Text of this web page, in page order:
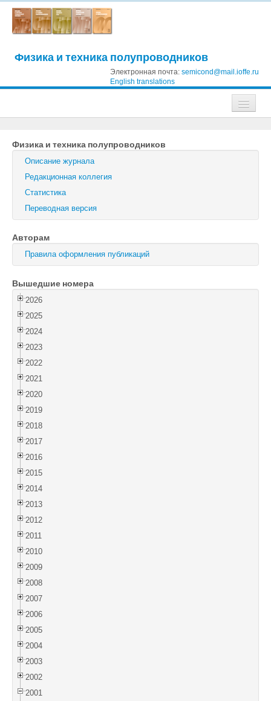
Физика и техника полупроводников
Электронная почта: semicond@mail.ioffe.ru
English translations
Журнал технической физики
Письма в Журнал технической физики
Физика твердого тела
Физика и техника полупроводников
Оптика и спектроскопия
Поиск
Войти
Физика и техника полупроводников
Описание журнала
Редакционная коллегия
Статистика
Переводная версия
Авторам
Правила оформления публикаций
Вышедшие номера
2026
2025
2024
2023
2022
2021
2020
2019
2018
2017
2016
2015
2014
2013
2012
2011
2010
2009
2008
2007
2006
2005
2004
2003
2002
2001